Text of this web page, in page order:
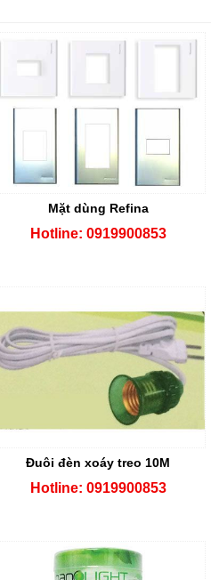
Mặt dùng Refina
Hotline: 0919900853
Đuôi đèn xoáy treo 10M
Hotline: 0919900853